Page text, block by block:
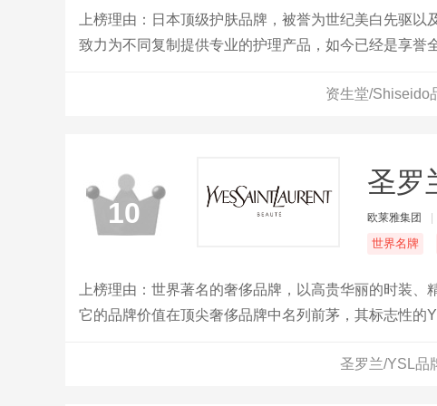
上榜理由：日本顶级护肤品牌，被誉为世纪美白先驱
致力为不同复制提供专业的护理产品，如今已经是享誉
资生堂/Shiseido
10
圣罗
欧莱雅集团
世界名牌
上榜理由：世界著名的奢侈品牌，以高贵华丽的时装
它的品牌价值在顶尖奢侈品牌中名列前茅，其标志性的
圣罗兰/YSL品